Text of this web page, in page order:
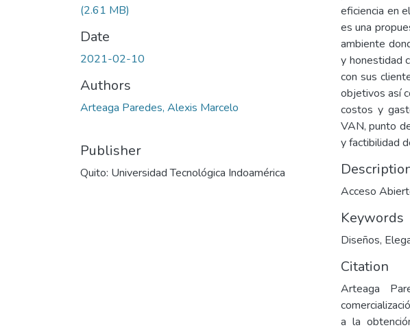
(2.61 MB)
Date
2021-02-10
Authors
Arteaga Paredes, Alexis Marcelo
Publisher
Quito: Universidad Tecnológica Indoamérica
eficiencia en
es una
ambiente
y honestidad
con sus
objetivos así
costos y
VAN, punto
y factibilidad
Acceso
Keywords
Diseños,
Citation
Arteaga
a la